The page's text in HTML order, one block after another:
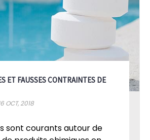
ET FAUSSES CONTRAINTES DE
OCT, 2018
sont courants autour de